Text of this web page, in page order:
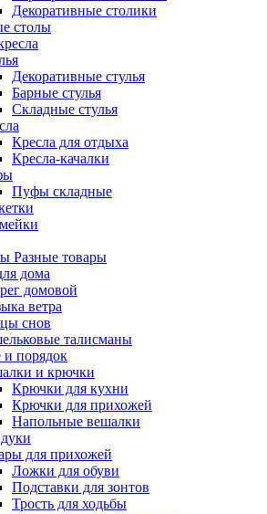
Декоративные столики
столы
Декоративные стулья
Барные стулья
Складные стулья
Кресла для отдыха
Кресла-качалки
Пуфы складные
Разные товары
дома
домовой
ветра
снов
талисманы
порядок
и крючки
Крючки для кухни
Крючки для прихожей
Напольные вешалки
для прихожей
Ложки для обуви
Подставки для зонтов
Трость для ходьбы